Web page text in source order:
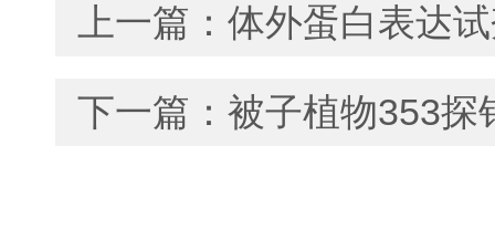
上一篇： 体外蛋白表达
下一篇： 被子植物353探